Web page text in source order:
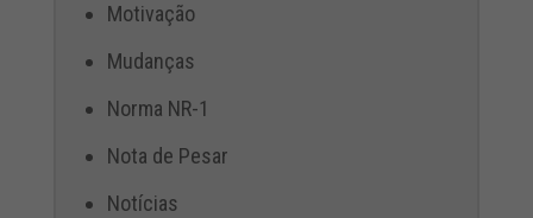
Motivação
Mudanças
Norma NR-1
Nota de Pesar
Notícias